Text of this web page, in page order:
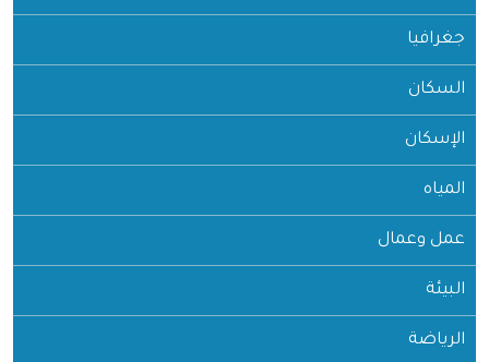
جغرافيا
السكان
الإسكان
المياه
عمل وعمال
البيئة
الرياضة